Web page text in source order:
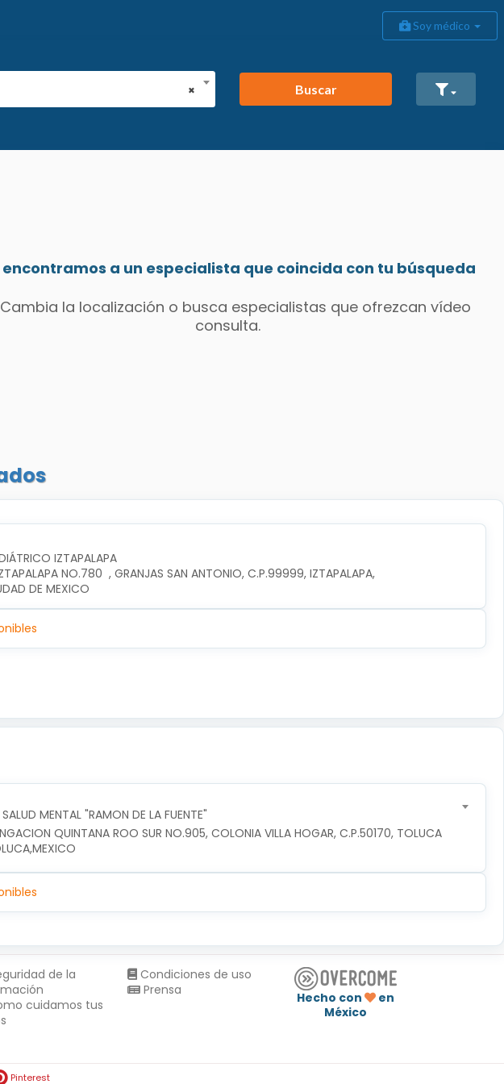
Soy médico
×
Buscar
encontramos a un especialista que coincida con tu búsqueda
la localización o busca especialistas que ofrezcan vídeo
consulta.
IZTAPALAPA
NO.780  , GRANJAS SAN ANTONIO, C.P.99999, IZTAPALAPA,
DE MEXICO
MENTAL "RAMON DE LA FUENTE"
QUINTANA ROO SUR NO.905, COLONIA VILLA HOGAR, C.P.50170, TOLUCA
de la
cuidamos tus
Condiciones de uso
Prensa
Hecho con
en
México
Pinterest